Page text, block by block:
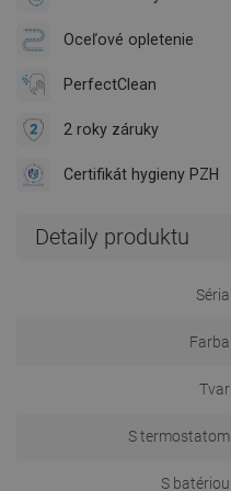
Oceľové opletenie
PerfectClean
2 roky záruky
Certifikát hygieny PZH
Detaily produktu
Séria
Farba
Tvar
S termostatom
S batériou